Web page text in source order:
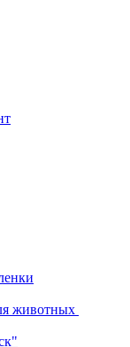
животных